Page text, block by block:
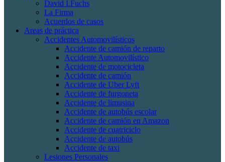
David I.Fuchs
La Firma
Acuerdos de casos
Areas de práctica
Accidentes Automovilísticos
Accidente de camión de reparto
Accidente Automovilístico
Accidente de motocicleta
Accidente de camión
Accidente de Uber Lyft
Accidente de furgoneta
Accidente de limusina
Accidente de autobús escolar
Accidente de camión en Amazon
Accidente de cuatriciclo
Accidente de autobús
Accidente de taxi
Lesiones Personales